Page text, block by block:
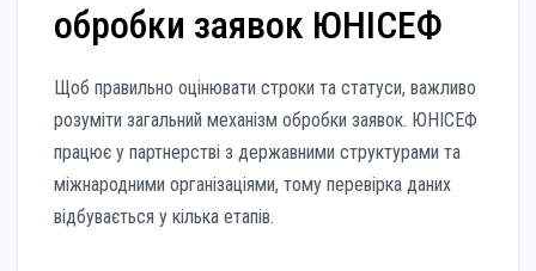
обробки заявок ЮНІСЕФ
Щоб правильно оцінювати строки та статуси, важливо
розуміти загальний механізм обробки заявок. ЮНІСЕФ
працює у партнерстві з державними структурами та
міжнародними організаціями, тому перевірка даних
відбувається у кілька етапів.